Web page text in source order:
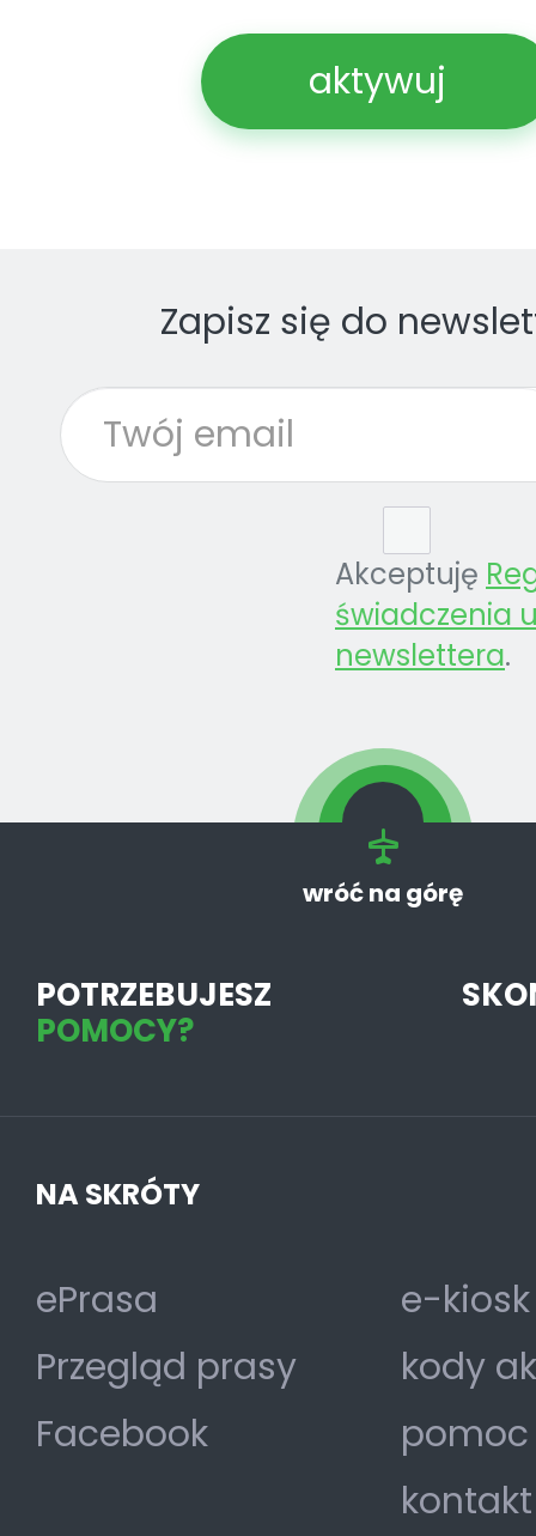
aktywuj
Zapisz się do
Akceptuję
świadczenia
newslettera.
wróć na górę
POTRZEBUJESZ
POMOCY?
NA SKRÓTY
ePrasa
Przegląd prasy
Facebook
e-
kody
pomoc
kontakt